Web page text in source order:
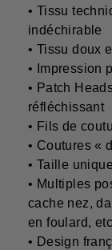
• Tissu
indéchirable
• Tissu doux
• Impression
• Patch
réfléchissant
• Fils de
• Coutures «
• Taille unique
• Multiples
cache nez,
en foulard,
• Design